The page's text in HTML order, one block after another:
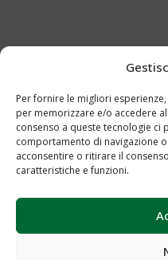
Per fornire le migliori
per memorizzare e/o accedere
consenso a queste tecnologie
comportamento di navigazione
acconsentire o ritirare il
caratteristiche e funzioni.